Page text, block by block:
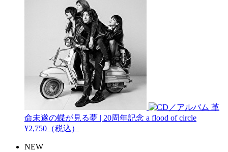
革
命未遂の蝶が見る夢 | 20周年記念 a flood of circle
¥2,750（税込）
NEW